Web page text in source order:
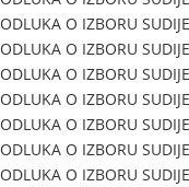
ODLUKA O IZBORU
ODLUKA O IZBORU
ODLUKA O IZBORU
ODLUKA O IZBORU
ODLUKA O IZBORU
ODLUKA O IZBORU
ODLUKA O IZBORU